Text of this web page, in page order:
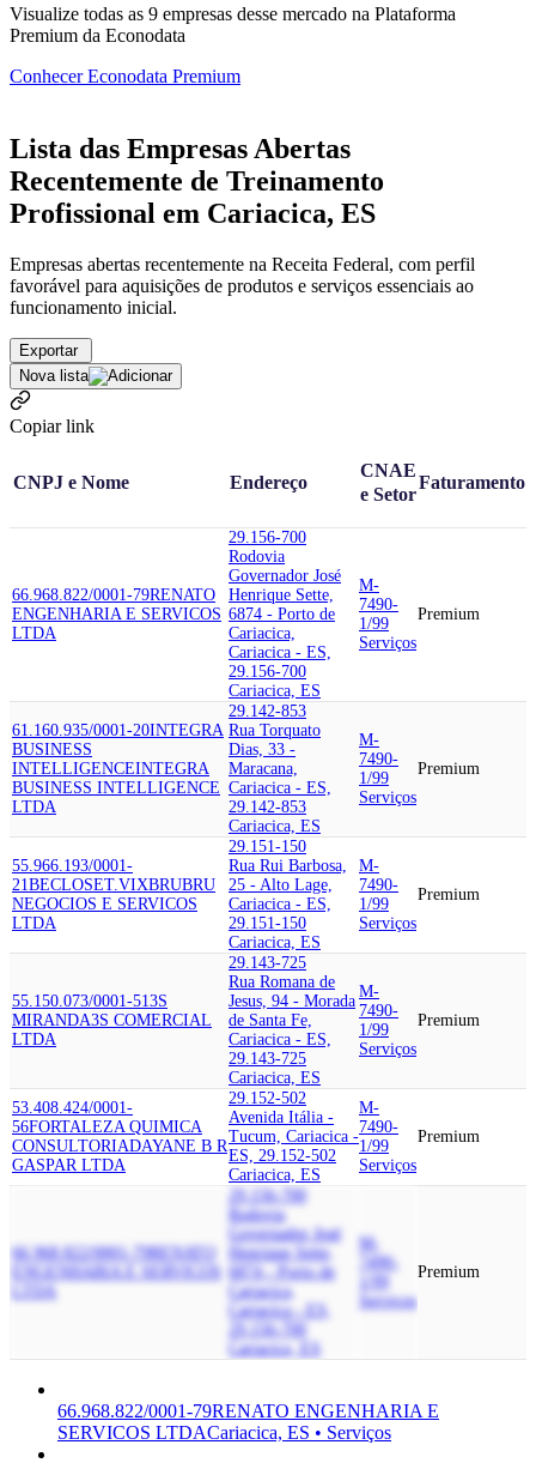
Visualize todas as 9 empresas desse mercado na Plataforma
Premium da Econodata
Conhecer Econodata Premium
Lista das Empresas Abertas
Recentemente de Treinamento
Profissional em Cariacica, ES
Empresas abertas recentemente na Receita Federal, com perfil
favorável para aquisições de produtos e serviços essenciais ao
funcionamento inicial.
Exportar
Nova lista
Copiar link
CNPJ e Nome Endereço
CNAE
e Setor
Faturamento
66.968.822/0001-79RENATO
ENGENHARIA E SERVICOS
LTDA
29.156-700
Rodovia
Governador José
Henrique Sette,
6874 - Porto de
Cariacica,
Cariacica - ES,
29.156-700
Cariacica, ES
M-
7490-
1/99
Serviços
Premium
61.160.935/0001-20INTEGRA
BUSINESS
INTELLIGENCEINTEGRA
BUSINESS INTELLIGENCE
LTDA
29.142-853
Rua Torquato
Dias, 33 -
Maracana,
Cariacica - ES,
29.142-853
Cariacica, ES
M-
7490-
1/99
Serviços
Premium
55.966.193/0001-
21BECLOSET.VIXBRUBRU
NEGOCIOS E SERVICOS
LTDA
29.151-150
Rua Rui Barbosa,
25 - Alto Lage,
Cariacica - ES,
29.151-150
Cariacica, ES
M-
7490-
1/99
Serviços
Premium
55.150.073/0001-513S
MIRANDA3S COMERCIAL
LTDA
29.143-725
Rua Romana de
Jesus, 94 - Morada
de Santa Fe,
Cariacica - ES,
29.143-725
Cariacica, ES
M-
7490-
1/99
Serviços
Premium
53.408.424/0001-
56FORTALEZA QUIMICA
CONSULTORIADAYANE B R
GASPAR LTDA
29.152-502
Avenida Itália -
Tucum, Cariacica -
ES, 29.152-502
Cariacica, ES
M-
7490-
1/99
Serviços
Premium
66.968.822/0001-79RENATO
ENGENHARIA E SERVICOS
29.156-700
Rodovia
Governador José
Henrique Sette,
6874 - Porto de
Cariacica,
Cariacica - ES,
29.156-700
Cariacica, ES
M-
7490-
Serviços
Premium
66.968.822/0001-79RENATO ENGENHARIA E
SERVICOS LTDACariacica, ES • Serviços